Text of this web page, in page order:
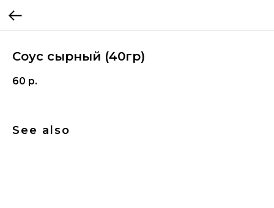
Соус сырный (40гр)
60 р.
See also